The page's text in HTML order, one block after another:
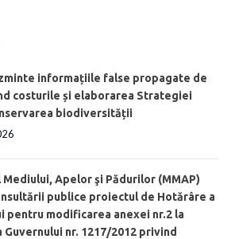
informațiile false propagate de
costurile și elaborarea Strategiei
biodiversității
Apelor şi Pădurilor (MMAP)
publice proiectul de Hotărâre a
pentru modificarea anexei nr.2 la
Guvernului nr. 1217/2012 privind